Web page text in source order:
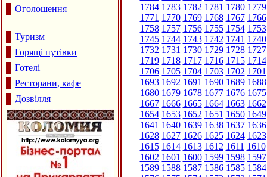
Оголошення
Туризм
Горящі путівки
Готелі
Ресторани, кафе
Дозвілля
1784 1783 1782 1781 1780 1779
1771 1770 1769 1768 1767 1766
1758 1757 1756 1755 1754 1753
1745 1744 1743 1742 1741 1740
1732 1731 1730 1729 1728 1727
1719 1718 1717 1716 1715 1714
1706 1705 1704 1703 1702 1701
1693 1692 1691 1690 1689 1688
1680 1679 1678 1677 1676 1675
1667 1666 1665 1664 1663 1662
1654 1653 1652 1651 1650 1649
1641 1640 1639 1638 1637 1636
1628 1627 1626 1625 1624 1623
1615 1614 1613 1612 1611 1610
1602 1601 1600 1599 1598 1597
1589 1588 1587 1586 1585 1584